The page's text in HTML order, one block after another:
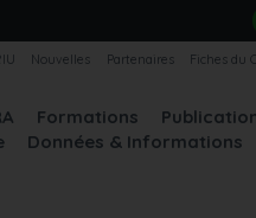
Nouvelles Partenaires Fiches du
Formations
Données & Informations